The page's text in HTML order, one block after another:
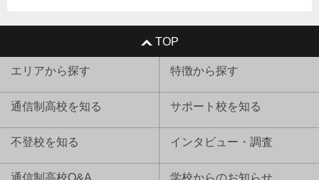
TOP
エリアから探す 特徴から探す
通信制高校を知る サポート校を知る
不登校を知る インタビュー・調査